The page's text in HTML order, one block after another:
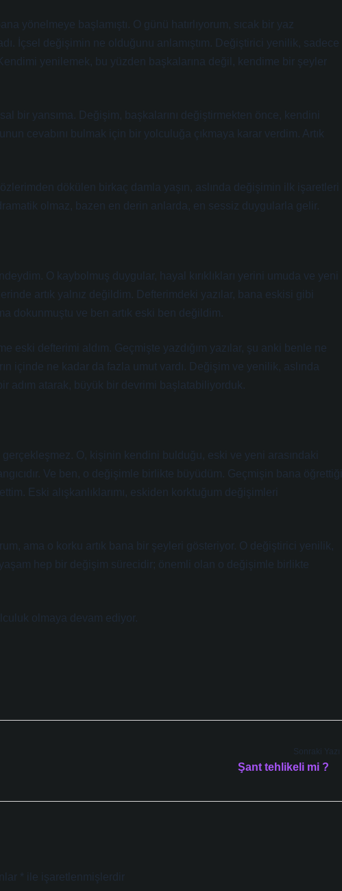
yönelmeye başlamıştı. O günü hatırlıyorum, sıcak bir yaz
İçsel değişimin ne olduğunu anlamıştım. Değiştirici yenilik, sadece
yenilemek, bu yüzden başkalarına değil, kendime bir şeyler
bir yansıma. Değişim, başkalarını değiştirmekten önce, kendini
cevabını bulmak için bir yolculuğa çıkmaya karar verdim. Artık
dökülen birkaç damla yaşın, aslında değişimin ilk işaretleri
olmaz, bazen en derin anlarda, en sessiz duygularla gelir.
O kaybolmuş duygular, hayal kırıklıkları yerini umuda ve yeni
artık yalnız değildim. Defterimdeki yazılar, bana eskisi gibi
dokunmuştu ve ben artık eski ben değildim.
eski defterimi aldım. Geçmişte yazdığım yazılar, şu anki benle ne
içinde ne kadar da fazla umut vardı. Değişim ve yenilik, aslında
adım atarak, büyük bir devrimi başlatabiliyorduk.
O, kişinin kendini bulduğu, eski ve yeni arasındaki
Ve ben, o değişimle birlikte büyüdüm. Geçmişin bana öğrettiği
Eski alışkanlıklarımı, eskiden korktuğum değişimleri
ama o korku artık bana bir şeyleri gösteriyor. O değiştirici yenilik,
yaşam hep bir değişim sürecidir; önemli olan o değişimle birlikte
olmaya devam ediyor.
Sonraki Yazı
Şant tehlikeli mi ?
* ile işaretlenmişlerdir